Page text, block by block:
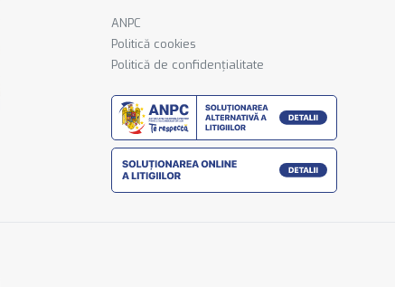
ANPC
Politică cookies
Politică de confidențialitate